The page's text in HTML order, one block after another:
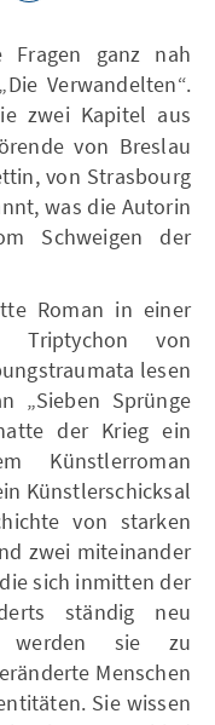
Fragen ganz nah
Verwandelten“.
zwei Kapitel aus
von Breslau
von Strasbourg
was die Autorin
Schweigen der
Roman in einer
von
lesen
„Sieben Sprünge
der Krieg ein
Künstlerroman
Künstlerschicksal
von starken
zwei miteinander
sich inmitten der
ständig neu
werden sie zu
Menschen
Sie wissen